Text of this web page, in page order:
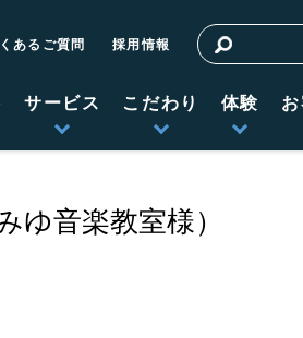
あるご質問 採用情報
サービス こだわり 体験
ゆ音楽教室様）